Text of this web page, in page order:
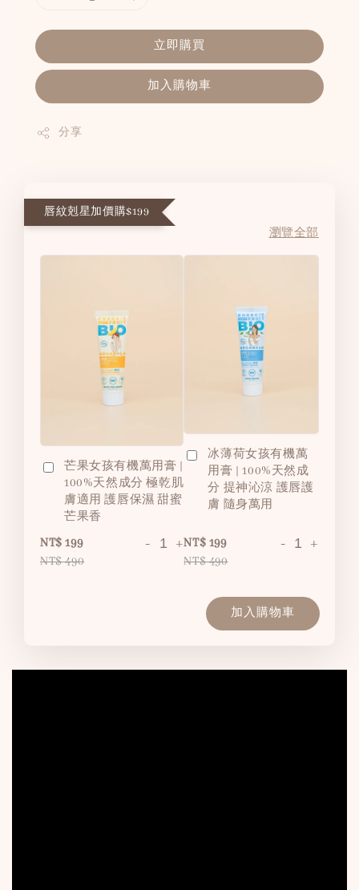
立即購買
加入購物車
分享
唇紋剋星加價購$199
瀏覽全部
芒果女孩有機萬用膏 |
100%天然成分 極乾肌
膚適用 護唇保濕 甜蜜
芒果香
NT$ 199
NT$ 490
- +
冰薄荷女孩有機萬
用膏 | 100%天然成
分 提神沁涼 護唇護
膚 隨身萬用
NT$ 199
NT$ 490
- +
加入購物車